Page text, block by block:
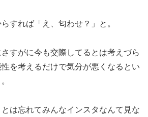
すれば「え、匂わせ？」と。
すがに今も交際してるとは考えづら
を考えるだけで気分が悪くなるとい
は忘れてみんなインスタなんて見な